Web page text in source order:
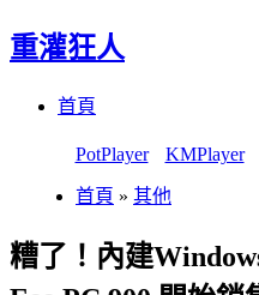
重灌狂人
首頁
PotPlayer KMPlayer
首頁 » 其他
糟了！內建